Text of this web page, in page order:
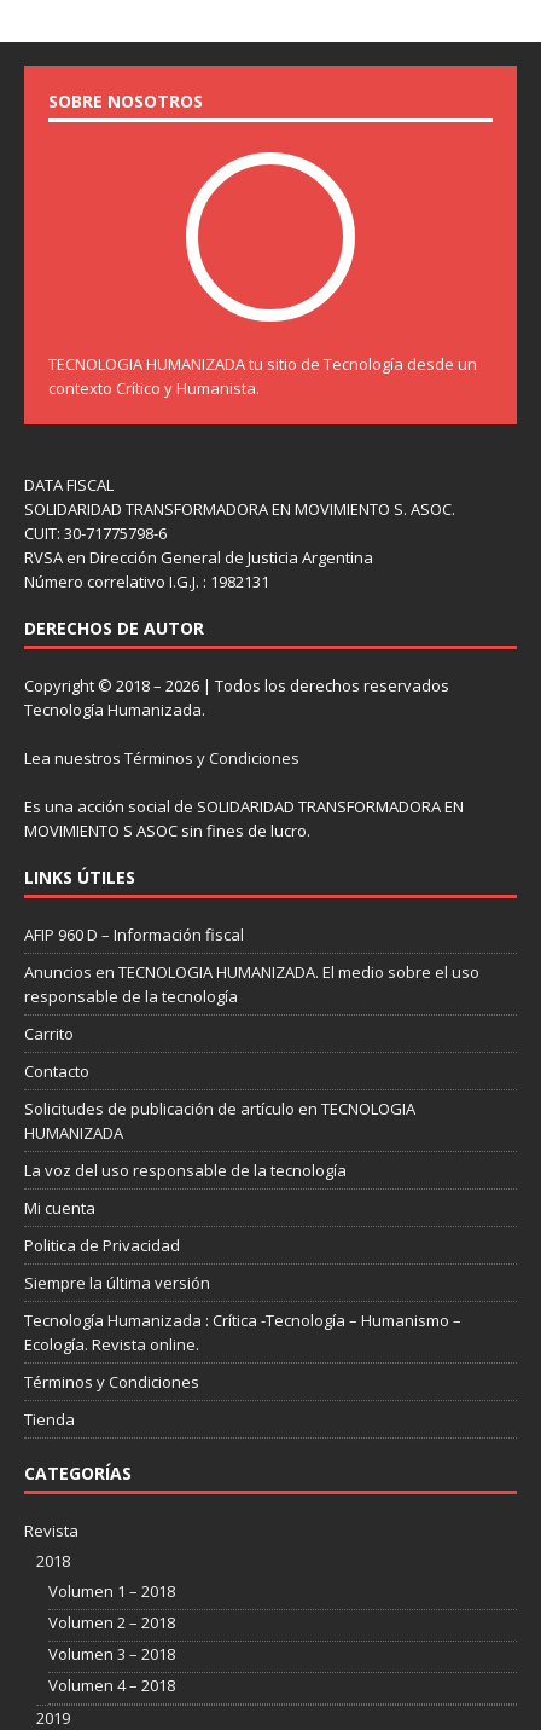
SOBRE NOSOTROS
TECNOLOGIA HUMANIZADA tu sitio de Tecnología desde un
contexto Crítico y Humanista.
DATA FISCAL
SOLIDARIDAD TRANSFORMADORA EN MOVIMIENTO S. ASOC.
CUIT: 30-71775798-6
RVSA en Dirección General de Justicia Argentina
Número correlativo I.G.J. : 1982131
DERECHOS DE AUTOR
Copyright © 2018 – 2026 | Todos los derechos reservados
Tecnología Humanizada.
Lea nuestros Términos y Condiciones
Es una acción social de SOLIDARIDAD TRANSFORMADORA EN
MOVIMIENTO S ASOC sin fines de lucro.
LINKS ÚTILES
AFIP 960 D – Información fiscal
Anuncios en TECNOLOGIA HUMANIZADA. El medio sobre el uso
responsable de la tecnología
Carrito
Contacto
Solicitudes de publicación de artículo en TECNOLOGIA
HUMANIZADA
La voz del uso responsable de la tecnología
Mi cuenta
Politica de Privacidad
Siempre la última versión
Tecnología Humanizada : Crítica -Tecnología – Humanismo –
Ecología. Revista online.
Términos y Condiciones
Tienda
CATEGORÍAS
Revista
2018
Volumen 1 – 2018
Volumen 2 – 2018
Volumen 3 – 2018
Volumen 4 – 2018
2019